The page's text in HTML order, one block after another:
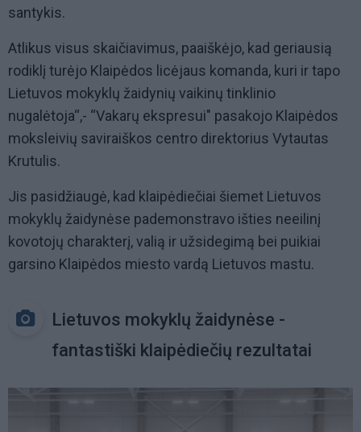
santykis.
Atlikus visus skaičiavimus, paaiškėjo, kad geriausią
rodiklį turėjo Klaipėdos licėjaus komanda, kuri ir tapo
Lietuvos mokyklų žaidynių vaikinų tinklinio
nugalėtoja“,- “Vakarų ekspresui" pasakojo Klaipėdos
moksleivių saviraiškos centro direktorius Vytautas
Krutulis.
Jis pasidžiaugė, kad klaipėdiečiai šiemet Lietuvos
mokyklų žaidynėse pademonstravo išties neeilinį
kovotojų charakterį, valią ir užsidegimą bei puikiai
garsino Klaipėdos miesto vardą Lietuvos mastu.
Lietuvos mokyklų žaidynėse -
fantastiški klaipėdiečių rezultatai